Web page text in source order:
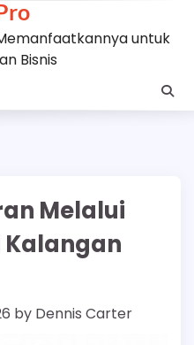
untuk
Bisnis
Melalui
Kalangan
by Dennis Carter